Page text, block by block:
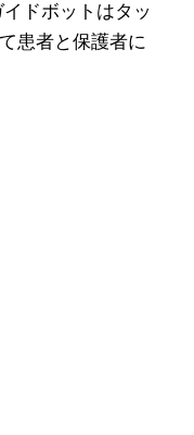
ドボットはタッ
患者と保護者に